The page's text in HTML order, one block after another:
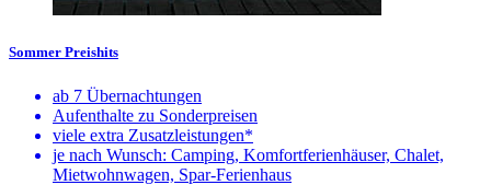
Sommer Preishits
ab 7 Übernachtungen
Aufenthalte zu Sonderpreisen
viele extra Zusatzleistungen*
je nach Wunsch: Camping, Komfortferienhäuser, Chalet,
Mietwohnwagen, Spar-Ferienhaus